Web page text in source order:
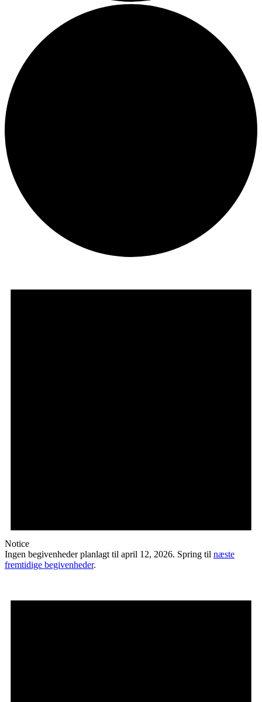
Notice
Ingen begivenheder planlagt til april 12, 2026. Spring til næste
fremtidige begivenheder.